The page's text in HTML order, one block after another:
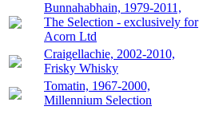
Bunnahabhain, 1979-2011,
The Selection - exclusively for
Acorn Ltd
Craigellachie, 2002-2010,
Frisky Whisky
Tomatin, 1967-2000,
Millennium Selection